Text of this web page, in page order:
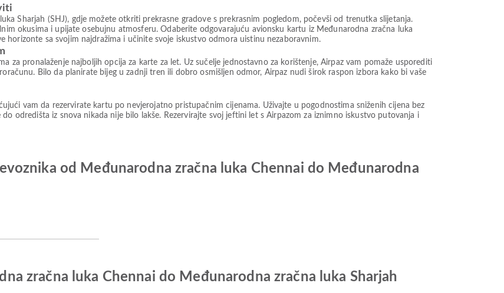
Sharjah (SHJ), gdje možete otkriti prekrasne gradove s prekrasnim pogledom, počevši od trenutka slijetanja.
okusima i upijate osebujnu atmosferu. Odaberite odgovarajuću avionsku kartu iz Međunarodna zračna luka
horizonte sa svojim najdražima i učinite svoje iskustvo odmora uistinu nezaboravnim.
za pronalaženje najboljih opcija za karte za let. Uz sučelje jednostavno za korištenje, Airpaz vam pomaže usporediti
Bilo da planirate bijeg u zadnji tren ili dobro osmišljen odmor, Airpaz nudi širok raspon izbora kako bi vaše
vam da rezervirate kartu po nevjerojatno pristupačnim cijenama. Uživajte u pogodnostima sniženih cijena bez
odredišta iz snova nikada nije bilo lakše. Rezervirajte svoj jeftini let s Airpazom za iznimno iskustvo putovanja i
od Međunarodna zračna luka Chennai do Međunarodna
zračna luka Chennai do Međunarodna zračna luka Sharjah